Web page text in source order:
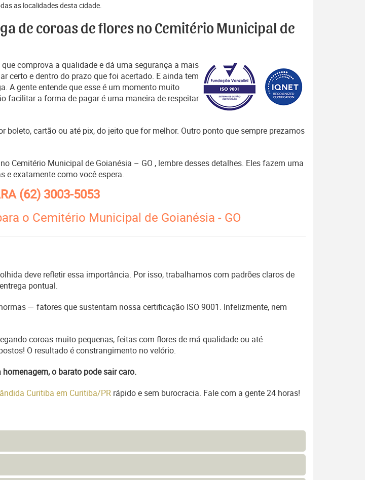
as localidades desta cidade.
de coroas de flores no Cemitério Municipal de
que comprova a qualidade e dá uma segurança a mais
certo e dentro do prazo que foi acertado. E ainda tem
A gente entende que esse é um momento muito
facilitar a forma de pagar é uma maneira de respeitar
cartão ou até pix, do jeito que for melhor. Outro ponto que sempre prezamos
Cemitério Municipal de Goianésia – GO , lembre desses detalhes. Eles fazem uma
e exatamente como você espera.
(62) 3003-5053
o Cemitério Municipal de Goianésia - GO
deve refletir essa importância. Por isso, trabalhamos com padrões claros de
pontual.
— fatores que sustentam nossa certificação ISO 9001. Infelizmente, nem
coroas muito pequenas, feitas com flores de má qualidade ou até
O resultado é constrangimento no velório.
o barato pode sair caro.
Curitiba em Curitiba/PR rápido e sem burocracia. Fale com a gente 24 horas!